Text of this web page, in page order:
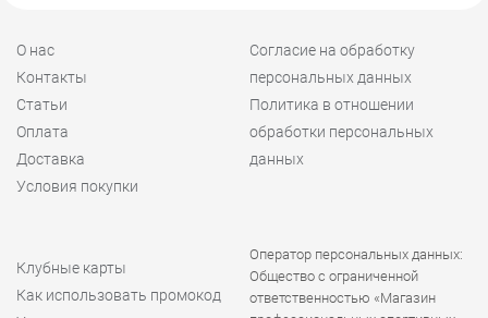
О нас
Контакты
Статьи
Оплата
Доставка
Условия покупки
Согласие на обработку
персональных данных
Политика в отношении
обработки персональных
данных
Клубные карты
Как использовать промокод
Оператор персональных данных:
Общество с ограниченной
ответственностью «Магазин